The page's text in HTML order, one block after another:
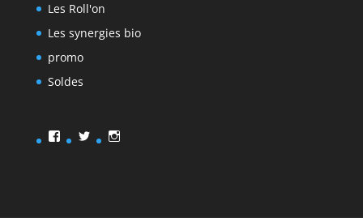
Les Roll'on
Les synergies bio
promo
Soldes
Facebook
TwitterInstagram